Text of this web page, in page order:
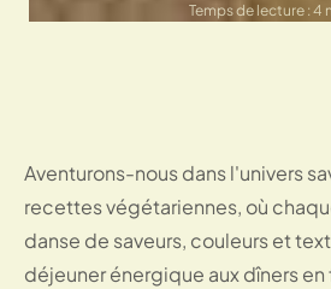
Temps de lecture : 4
Aventurons-nous dans l'univers
recettes végétariennes, où
danse de saveurs, couleurs et
déjeuner énergique aux dîners